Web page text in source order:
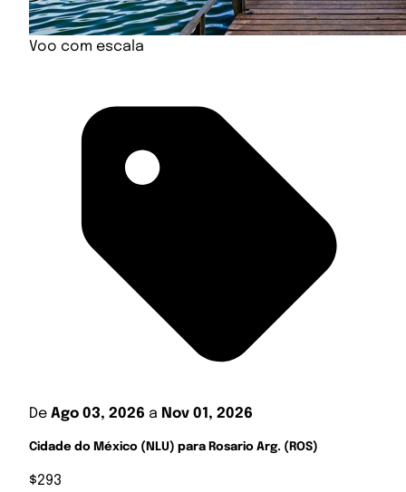
Voo com escala
De Ago 03, 2026 a Nov 01, 2026
Cidade do México (NLU) para Rosario Arg. (ROS)
$293